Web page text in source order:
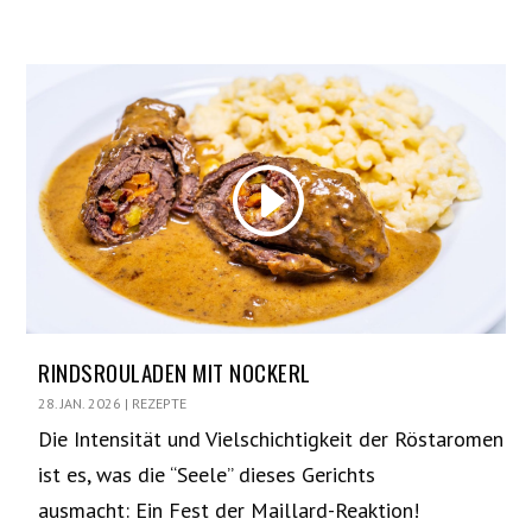
RINDSROULADEN MIT NOCKERL
28. JAN. 2026 | REZEPTE
Die Intensität und Vielschichtigkeit der Röstaromen
ist es, was die “Seele” dieses Gerichts
ausmacht: Ein Fest der Maillard-Reaktion!